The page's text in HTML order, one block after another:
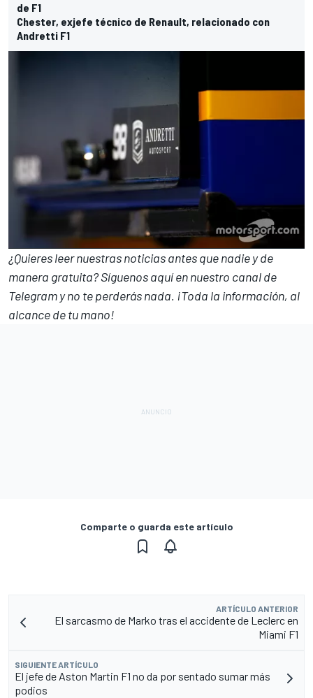
de F1
Chester, exjefe técnico de Renault, relacionado con
Andretti F1
¿Quieres leer nuestras noticias antes que nadie y de
manera gratuita? Síguenosaquí en nuestro canal de
Telegramy no te perderás nada. ¡Toda la información, al
alcance de tu mano!
Comparte o guarda este artículo
ARTÍCULO ANTERIOR
El sarcasmo de Marko tras el accidente de Leclerc en
Miami F1
SIGUIENTE ARTÍCULO
El jefe de Aston Martin F1 no da por sentado sumar más
podios